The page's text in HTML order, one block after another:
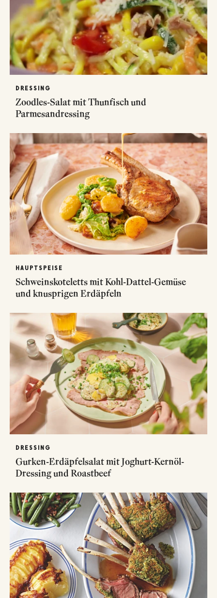
DRESSING
Zoodles-Salat mit Thunfisch und
Parmesandressing
HAUPTSPEISE
Schweinskoteletts mit Kohl-Dattel-Gemüse
und knusprigen Erdäpfeln
DRESSING
Gurken-Erdäpfelsalat mit Joghurt-Kernöl-
Dressing und Roastbeef